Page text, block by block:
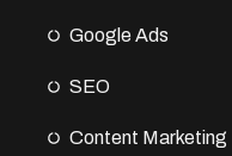
Google Ads
SEO
Content Marketing